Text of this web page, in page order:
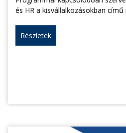
és HR a kisvállalkozásokban című
Részletek